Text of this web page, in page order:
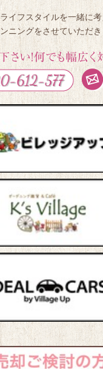
イフスタイルを一緒に
ニングをさせていただ